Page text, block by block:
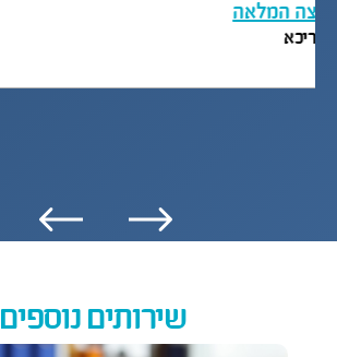
להמלצה המלאה
שירי אריכא
שירותים נוספים